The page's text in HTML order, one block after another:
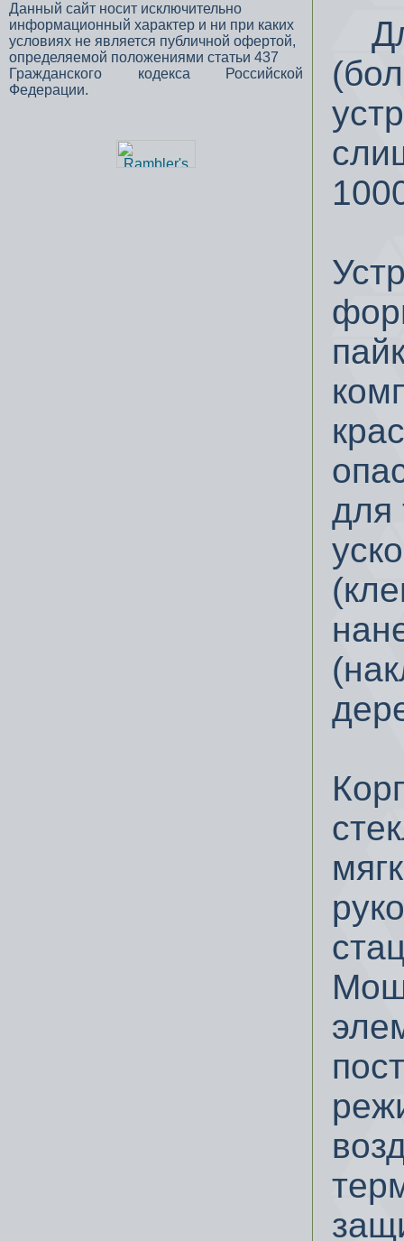
Данный сайт носит исключительно
информационный характер и ни при каких
условиях не является публичной офертой,
определяемой положениями статьи 437
Гражданского кодекса Российской
Федерации.
для